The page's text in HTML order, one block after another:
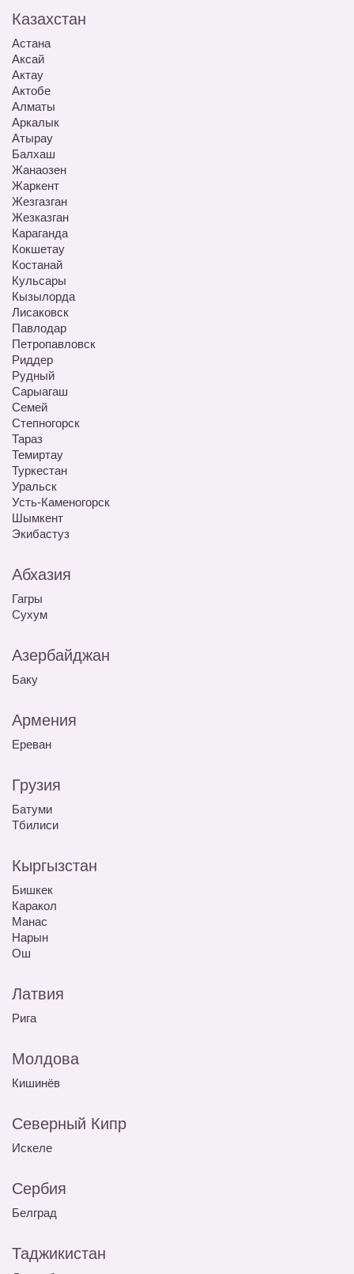
Казахстан
Астана
Аксай
Актау
Актобе
Алматы
Аркалык
Атырау
Балхаш
Жанаозен
Жаркент
Жезгазган
Жезказган
Караганда
Кокшетау
Костанай
Кульсары
Кызылорда
Лисаковск
Павлодар
Петропавловск
Риддер
Рудный
Сарыагаш
Семей
Степногорск
Тараз
Темиртау
Туркестан
Уральск
Усть-Каменогорск
Шымкент
Экибастуз
Абхазия
Гагры
Сухум
Азербайджан
Баку
Армения
Ереван
Грузия
Батуми
Тбилиси
Кыргызстан
Бишкек
Каракол
Манас
Нарын
Ош
Латвия
Рига
Молдова
Кишинёв
Северный Кипр
Искеле
Сербия
Белград
Таджикистан